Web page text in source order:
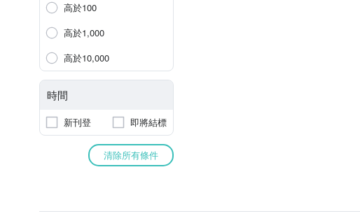
高於100
高於1,000
高於10,000
時間
新刊登 即將結標
清除所有條件